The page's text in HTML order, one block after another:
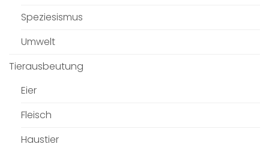
Speziesismus
Umwelt
Tierausbeutung
Eier
Fleisch
Haustier